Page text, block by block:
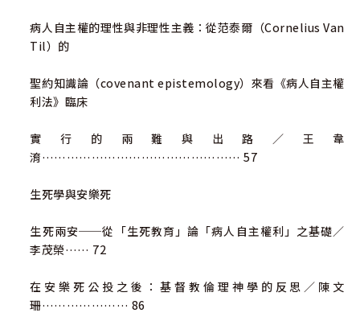
病人自主權的理性與非理性主義：從范泰爾（Cornelius Van
Til）的
聖約知識論（covenant epistemology）來看《病人自主權
利法》臨床
實行的兩難與出路／王韋
淯………………………………………… 57
生死學與安樂死
生死兩安──從「生死教育」論「病人自主權利」之基礎／
李茂榮…… 72
在安樂死公投之後：基督教倫理神學的反思／陳文
珊………………… 86